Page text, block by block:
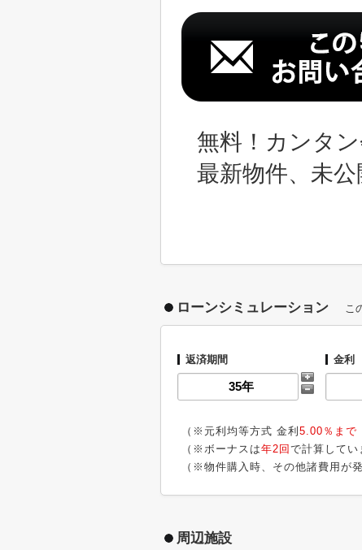
無料！カンタ
最新物件、未
ローンシミュレーション こ
返済期間 金利
（※元利均等方式 金利 5.00％まで
（※ボーナスは年2回 で計算してい
（※物件購入時、その他諸費用が
周辺施設